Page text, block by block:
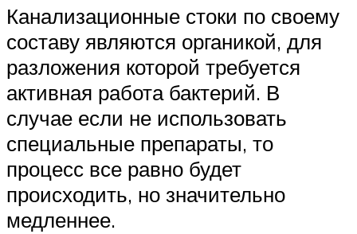
Канализационные стоки по своему
составу являются органикой, для
разложения которой требуется
активная работа бактерий. В
случае если не использовать
специальные препараты, то
процесс все равно будет
происходить, но значительно
медленнее.